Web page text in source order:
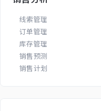
线索管理
订单管理
库存管理
销售预测
销售计划